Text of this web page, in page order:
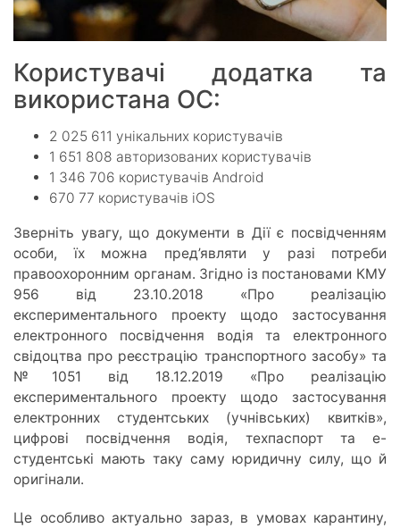
Користувачі додатка та
використана ОС:
2 025 611 унікальних користувачів
1 651 808 авторизованих користувачів
1 346 706 користувачів Android
670 77 користувачів iOS
Зверніть увагу, що документи в Дії є посвідченням
особи, їх можна пред’являти у разі потреби
правоохоронним органам. Згідно із постановами КМУ
956 від 23.10.2018 «Про реалізацію
експериментального проекту щодо застосування
електронного посвідчення водія та електронного
свідоцтва про реєстрацію транспортного засобу» та
№1051 від 18.12.2019 «Про реалізацію
експериментального проекту щодо застосування
електронних студентських (учнівських) квитків»,
цифрові посвідчення водія, техпаспорт та е-
студентські мають таку саму юридичну силу, що й
оригінали.
Це особливо актуально зараз, в умовах карантину,